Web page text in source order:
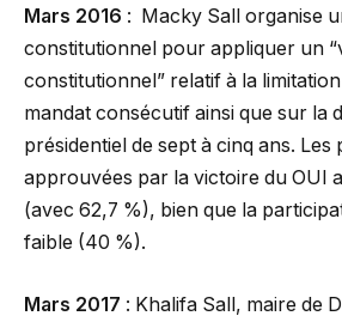
Mars 2016 : Macky Sall organise
constitutionnel pour appliquer un
constitutionnel” relatif à la
mandat consécutif ainsi que sur la
présidentiel de sept à cinq ans.
approuvées par la victoire du OUI
(avec 62,7 %), bien que la
faible (40 %).
Mars 2017 : Khalifa Sall, maire de